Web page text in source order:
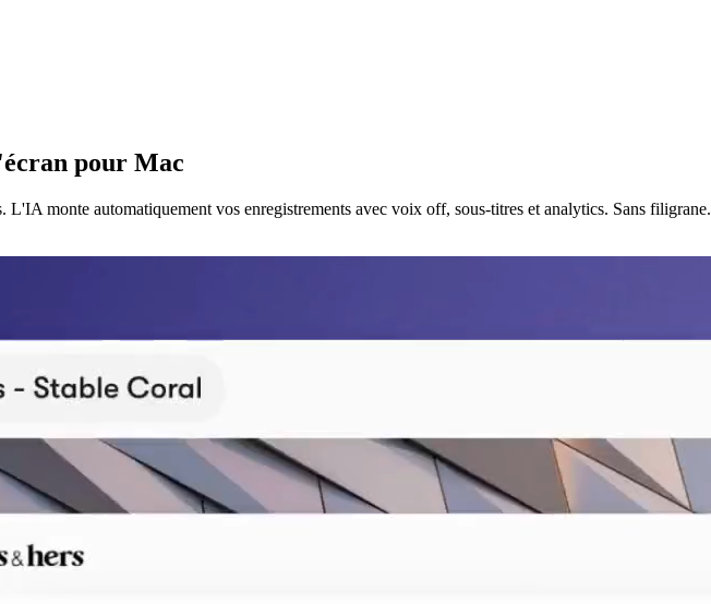
pour Mac
monte automatiquement vos enregistrements avec voix off, sous-titres et analytics. Sans filigrane.